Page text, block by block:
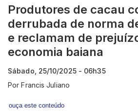
Produtores de cacau
derrubada de norma
e reclamam de
economia baiana
Sábado, 25/10/2025 - 06h35
PorFrancis Juliano
ouça este conteúdo